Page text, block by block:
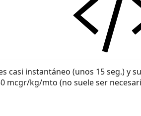
casi instantáneo (unos 15 seg.) y
mcgr/kg/mto (no suele ser